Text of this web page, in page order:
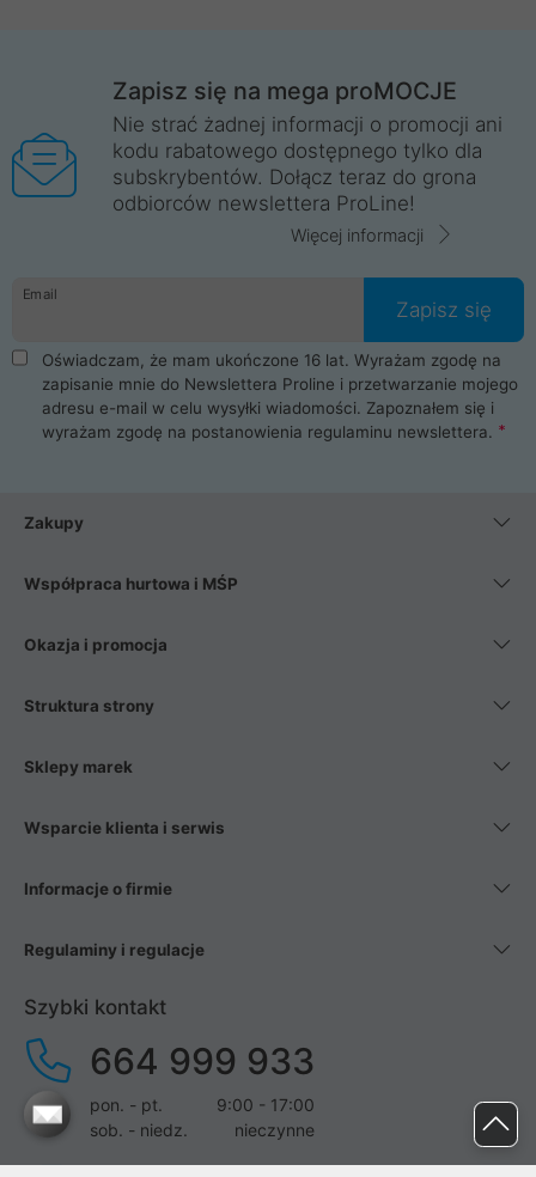
Zapisz się na mega proMOCJE
Nie strać żadnej informacji o promocji ani
kodu rabatowego dostępnego tylko dla
subskrybentów. Dołącz teraz do grona
odbiorców newslettera ProLine!
Więcej informacji
Email
Zapisz się
Oświadczam, że mam ukończone 16 lat. Wyrażam zgodę na
zapisanie mnie do Newslettera Proline i przetwarzanie mojego
adresu e-mail w celu wysyłki wiadomości. Zapoznałem się i
wyrażam zgodę na postanowienia regulaminu newslettera.
Zakupy
Współpraca hurtowa i MŚP
Okazja i promocja
Struktura strony
Sklepy marek
Wsparcie klienta i serwis
Informacje o firmie
Regulaminy i regulacje
Szybki kontakt
664 999 933
pon. - pt.
9:00 - 17:00
sob. - niedz.
nieczynne